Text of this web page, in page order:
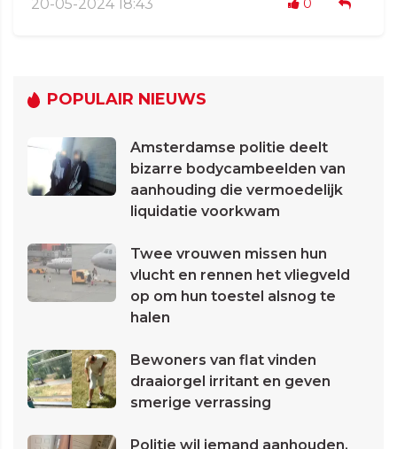
20-05-2024 18:43 0
POPULAIR NIEUWS
Amsterdamse politie deelt
bizarre bodycambeelden van
aanhouding die vermoedelijk
liquidatie voorkwam
Twee vrouwen missen hun
vlucht en rennen het vliegveld
op om hun toestel alsnog te
halen
Bewoners van flat vinden
draaiorgel irritant en geven
smerige verrassing
Politie wil iemand aanhouden,